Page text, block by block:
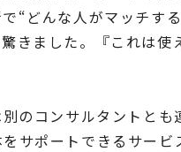
“どんな人がマッチす
きました。『これは使
のコンサルタントとも
サポートできるサービ